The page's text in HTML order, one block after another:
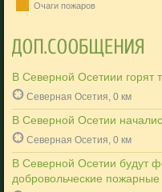
Очаги пожаров
В Северной Осетиии горят
Северная Осетия, 0 км
В Северной Осетии
Северная Осетия, 0 км
В Северной Осетии будут
добровольческие